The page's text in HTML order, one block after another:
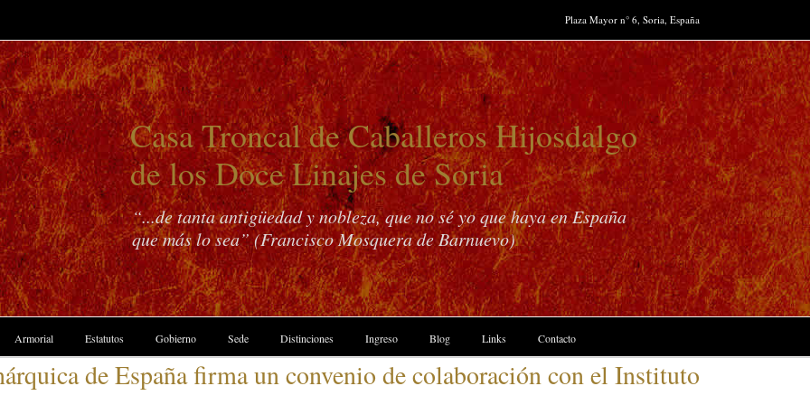
Plaza Mayor n° 6, Soria, España
Casa Troncal de Caballeros Hijosdalgo
de los Doce Linajes de Soria
“...de tanta antigüedad y nobleza, que no sé yo que haya en España
que más lo sea” (Francisco Mosquera de Barnuevo)
Armorial Estatutos Gobierno Sede Distinciones Ingreso Blog Links Contacto
de España firma un convenio de colaboración con el Instituto